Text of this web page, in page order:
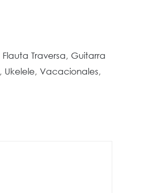
Flauta Traversa, Guitarra
, Ukelele, Vacacionales,